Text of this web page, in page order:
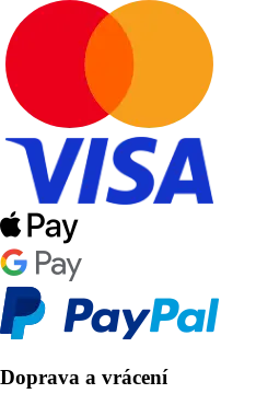
Doprava a vrácení